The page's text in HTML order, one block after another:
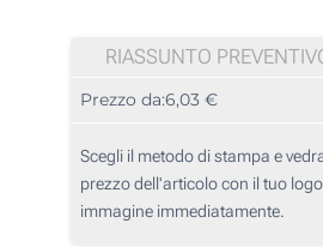
RIASSUNTO
Prezzo da:6,03 €
Scegli il metodo di stampa e
prezzo dell'articolo con il tuo
immagine immediatamente.